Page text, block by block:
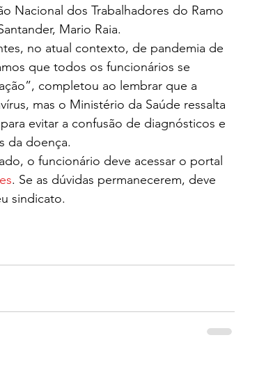
Nacional dos Trabalhadores do Ramo
Mario Raia.
no atual contexto, de pandemia de
que todos os funcionários se
completou ao lembrar que a
mas o Ministério da Saúde ressalta
evitar a confusão de diagnósticos e
da doença.
o funcionário deve acessar o portal
. Se as dúvidas permanecerem, deve
sindicato.